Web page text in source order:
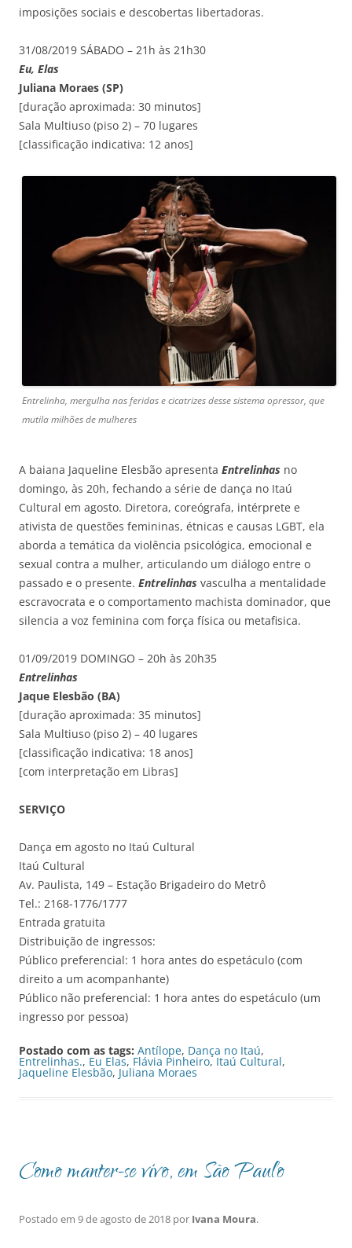
imposições sociais e descobertas libertadoras.
31/08/2019 SÁBADO – 21h às 21h30
Eu, Elas
Juliana Moraes (SP)
[duração aproximada: 30 minutos]
Sala Multiuso (piso 2) – 70 lugares
[classificação indicativa: 12 anos]
Entrelinha, mergulha nas feridas e cicatrizes desse sistema opressor, que
mutila milhões de mulheres
A baiana Jaqueline Elesbão apresenta Entrelinhas no
domingo, às 20h, fechando a série de dança no Itaú
Cultural em agosto. Diretora, coreógrafa, intérprete e
ativista de questões femininas, étnicas e causas LGBT, ela
aborda a temática da violência psicológica, emocional e
sexual contra a mulher, articulando um diálogo entre o
passado e o presente. Entrelinhas vasculha a mentalidade
escravocrata e o comportamento machista dominador, que
silencia a voz feminina com força física ou metafisica.
01/09/2019 DOMINGO – 20h às 20h35
Entrelinhas
Jaque Elesbão (BA)
[duração aproximada: 35 minutos]
Sala Multiuso (piso 2) – 40 lugares
[classificação indicativa: 18 anos]
[com interpretação em Libras]
SERVIÇO
Dança em agosto no Itaú Cultural
Itaú Cultural
Av. Paulista, 149 – Estação Brigadeiro do Metrô
Tel.: 2168-1776/1777
Entrada gratuita
Distribuição de ingressos:
Público preferencial: 1 hora antes do espetáculo (com
direito a um acompanhante)
Público não preferencial: 1 hora antes do espetáculo (um
ingresso por pessoa)
Postado com as tags: Antílope, Dança no Itaú,
Entrelinhas., Eu Elas, Flávia Pinheiro, Itaú Cultural,
Jaqueline Elesbão, Juliana Moraes
Como manter-se vivo, em São Paulo
Postado em 9 de agosto de 2018 por Ivana Moura.